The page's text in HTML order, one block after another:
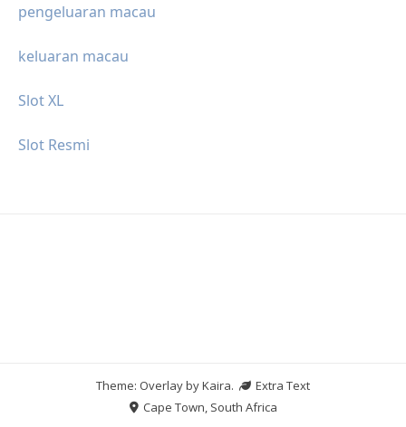
pengeluaran macau
keluaran macau
Slot XL
Slot Resmi
Theme: Overlay byKaira.
Extra Text
Cape Town, South Africa